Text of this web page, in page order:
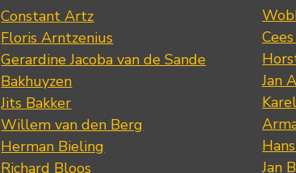
Constant Artz
Floris Arntzenius
Gerardine Jacoba van de Sande
Bakhuyzen
Jits Bakker
Willem van den Berg
Herman Bieling
Richard Bloos
Jan
Jan